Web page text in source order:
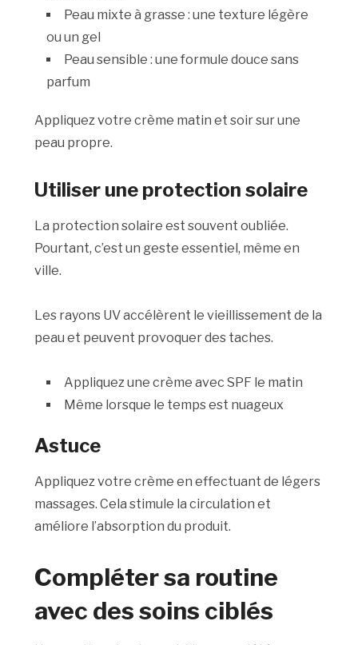
Peau mixte à grasse : une texture légère
ou un gel
Peau sensible : une formule douce sans
parfum
Appliquez votre crème matin et soir sur une
peau propre.
Utiliser une protection solaire
La protection solaire est souvent oubliée.
Pourtant, c’est un geste essentiel, même en
ville.
Les rayons UV accélèrent le vieillissement de la
peau et peuvent provoquer des taches.
Appliquez une crème avec SPF le matin
Même lorsque le temps est nuageux
Astuce
Appliquez votre crème en effectuant de légers
massages. Cela stimule la circulation et
améliore l’absorption du produit.
Compléter sa routine
avec des soins ciblés